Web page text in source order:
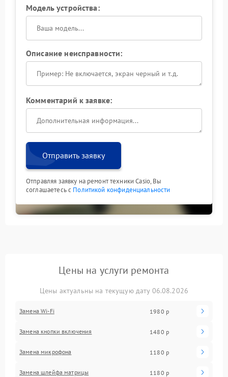
Модель устройства:
Описание неисправности:
Комментарий к заявке:
Отправить заявку
Отправляя заявку на ремонт техники Casio, Вы
соглашаетесь с Политикой конфиденциальности
Цены на услуги ремонта
Цены актуальны на текущую дату 06.08.2026
Замена Wi-Fi 1980 р
Замена кнопки включения 1480 р
Замена микрофона 1180 р
Замена шлейфа матрицы 1180 р